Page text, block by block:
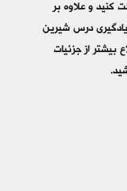
کنید و علاوه بر
درس شیرین
بیشتر از جزئیات